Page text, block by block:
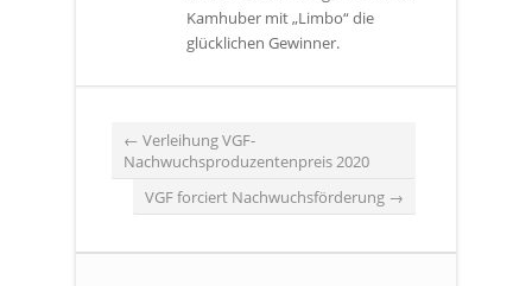
Kamhuber mit „Limbo“ die
glücklichen Gewinner.
← Verleihung VGF-
Nachwuchsproduzentenpreis 2020
VGF forciert Nachwuchsförderung →